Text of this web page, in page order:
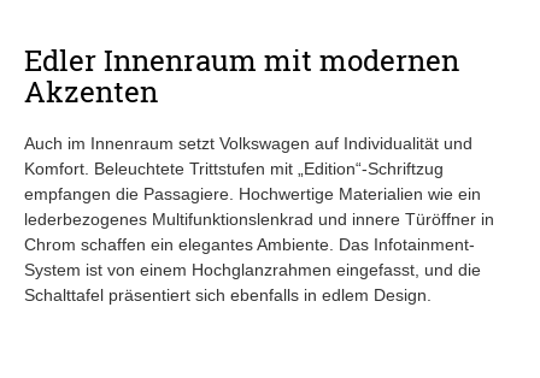
Edler Innenraum mit modernen
Akzenten
Auch im Innenraum setzt Volkswagen auf Individualität und
Komfort. Beleuchtete Trittstufen mit „Edition“-Schriftzug
empfangen die Passagiere. Hochwertige Materialien wie ein
lederbezogenes Multifunktionslenkrad und innere Türöffner in
Chrom schaffen ein elegantes Ambiente. Das Infotainment-
System ist von einem Hochglanzrahmen eingefasst, und die
Schalttafel präsentiert sich ebenfalls in edlem Design.